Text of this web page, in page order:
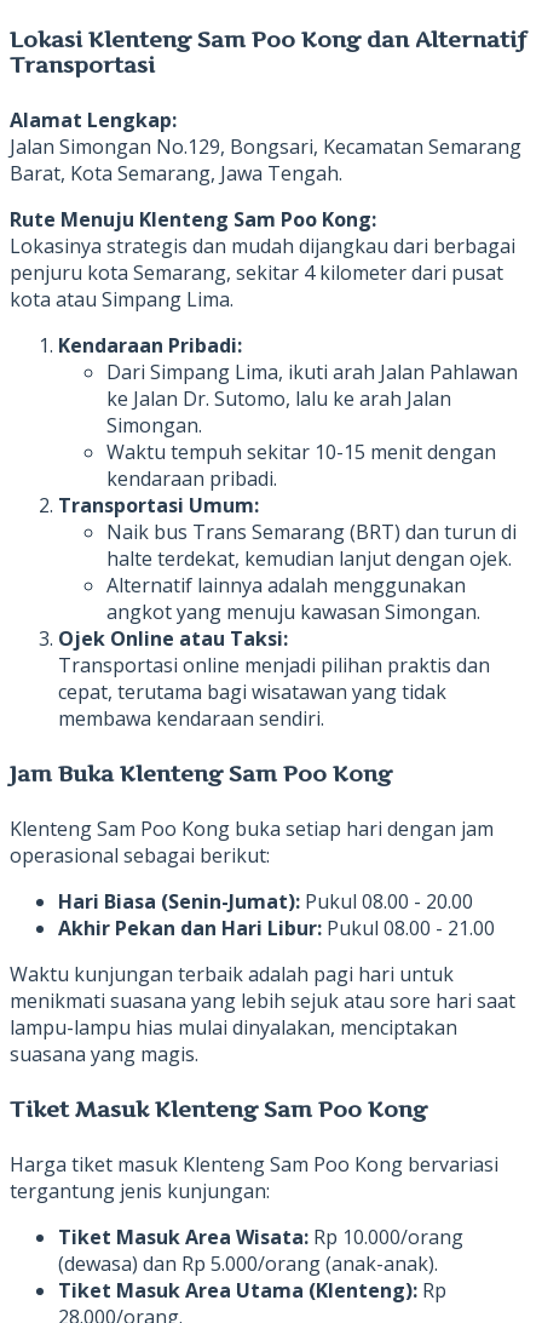
Lokasi Klenteng Sam Poo Kong dan Alternatif
Transportasi
Alamat Lengkap:
Jalan Simongan No.129, Bongsari, Kecamatan Semarang
Barat, Kota Semarang, Jawa Tengah.
Rute Menuju Klenteng Sam Poo Kong:
Lokasinya strategis dan mudah dijangkau dari berbagai
penjuru kota Semarang, sekitar 4 kilometer dari pusat
kota atau Simpang Lima.
Kendaraan Pribadi:
Dari Simpang Lima, ikuti arah Jalan Pahlawan
ke Jalan Dr. Sutomo, lalu ke arah Jalan
Simongan.
Waktu tempuh sekitar 10-15 menit dengan
kendaraan pribadi.
Transportasi Umum:
Naik bus Trans Semarang (BRT) dan turun di
halte terdekat, kemudian lanjut dengan ojek.
Alternatif lainnya adalah menggunakan
angkot yang menuju kawasan Simongan.
Ojek Online atau Taksi:
Transportasi online menjadi pilihan praktis dan
cepat, terutama bagi wisatawan yang tidak
membawa kendaraan sendiri.
Jam Buka Klenteng Sam Poo Kong
Klenteng Sam Poo Kong buka setiap hari dengan jam
operasional sebagai berikut:
Hari Biasa (Senin-Jumat): Pukul 08.00 - 20.00
Akhir Pekan dan Hari Libur: Pukul 08.00 - 21.00
Waktu kunjungan terbaik adalah pagi hari untuk
menikmati suasana yang lebih sejuk atau sore hari saat
lampu-lampu hias mulai dinyalakan, menciptakan
suasana yang magis.
Tiket Masuk Klenteng Sam Poo Kong
Harga tiket masuk Klenteng Sam Poo Kong bervariasi
tergantung jenis kunjungan:
Tiket Masuk Area Wisata: Rp 10.000/orang
(dewasa) dan Rp 5.000/orang (anak-anak).
Tiket Masuk Area Utama (Klenteng): Rp
28.000/orang.